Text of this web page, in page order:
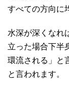
すべての方向に
水深が深くなれ
立った場合下半
環流される」と
と言われます。